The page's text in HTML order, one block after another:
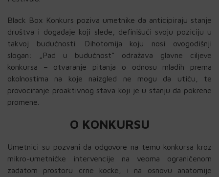
Black Box Konkurs poziva umetnike da anticipiraju stanje
društva i događaje koji slede, definišući svoju poziciju u
takvoj budućnosti. Dihotomija koju nosi ovogodišnji
slogan: „Pad u budućnost“ odražava glavne ciljeve
konkursa – otvaranje pitanja o odnosu mladih prema
okolnostima na koje naizgled ne mogu da utiču, te
provociranje proaktivnog stava koji je u stanju da pokrene
promene.
O KONKURSU
Umetnici su pozvani da odgovore na temu konkursa kroz
mikro-umetničke intervencije na veoma ograničenom
zadatom prostoru crne kocke, i na osnovu anatomije